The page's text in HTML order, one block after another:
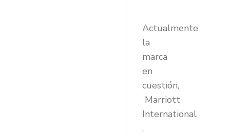
Actualmente
la
marca
en
cuestión,
Marriott
International
,